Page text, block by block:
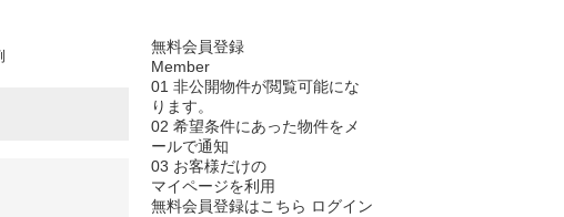
無料会員登録
Member
01 非公開物件が閲覧可能にな
ります。
02 希望条件にあった物件をメ
ールで通知
03 お客様だけの
マイページを利用
無料会員登録はこちら ログイン